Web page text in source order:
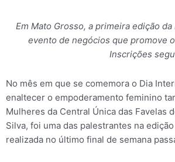
Em Mato Grosso, a primeira edição
evento de negócios que promove
Inscrições
No mês em que se comemora o Dia
enaltecer o empoderamento feminino
Mulheres da Central Única das Favelas
Silva, foi uma das palestrantes na
realizada no último final de semana